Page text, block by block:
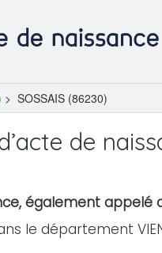
> SOSSAIS (86230)
de
également appelé
le département